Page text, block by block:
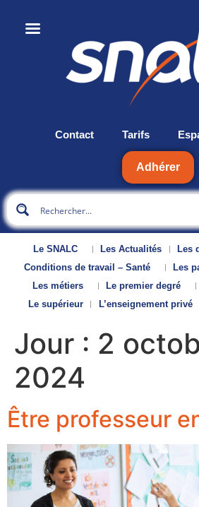
Contact Tarifs
Adhérer
Le SNALC Les Actualités
Les
Conditions de travail – Santé
Les
Les métiers
Le premier degré
Le supérieur
L’enseignement privé
Jour : 2
2024
Être professeur